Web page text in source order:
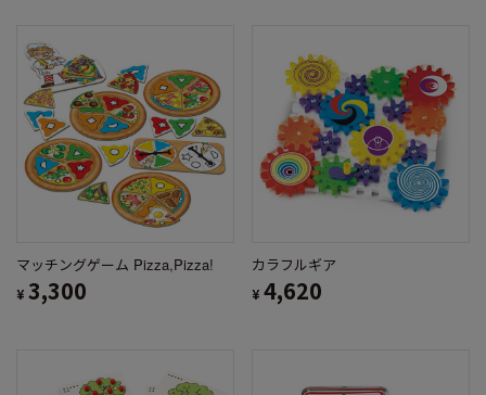
マッチングゲーム Pizza,Pizza!
¥ 3,300
カラフルギア
¥ 4,620